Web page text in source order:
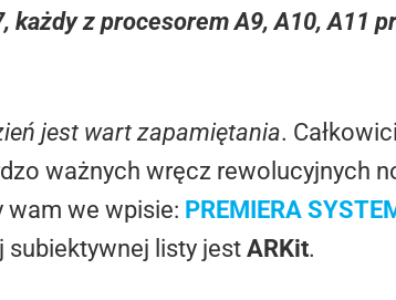
każdy z procesorem A9, A10, A11
jest wart zapamiętania.
ważnych wręcz rewolucyjnych
wam we wpisie: PREMIERA
subiektywnej listy jest ARKit.